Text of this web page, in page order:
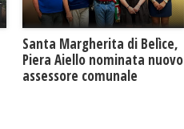
Santa Margherita di Belìce,
Piera Aiello nominata nuovo
assessore comunale